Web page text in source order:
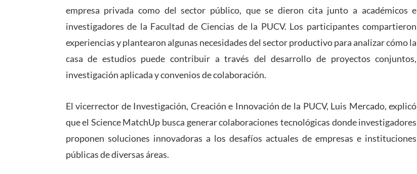
empresa privada como del sector público, que se dieron cita junto a académicos e
investigadores de la Facultad de Ciencias de la PUCV. Los participantes compartieron
experiencias y plantearon algunas necesidades del sector productivo para analizar cómo la
casa de estudios puede contribuir a través del desarrollo de proyectos conjuntos,
investigación aplicada y convenios de colaboración.
El vicerrector de Investigación, Creación e Innovación de la PUCV, Luis Mercado, explicó
que el Science MatchUp busca generar colaboraciones tecnológicas donde investigadores
proponen soluciones innovadoras a los desafíos actuales de empresas e instituciones
públicas de diversas áreas.